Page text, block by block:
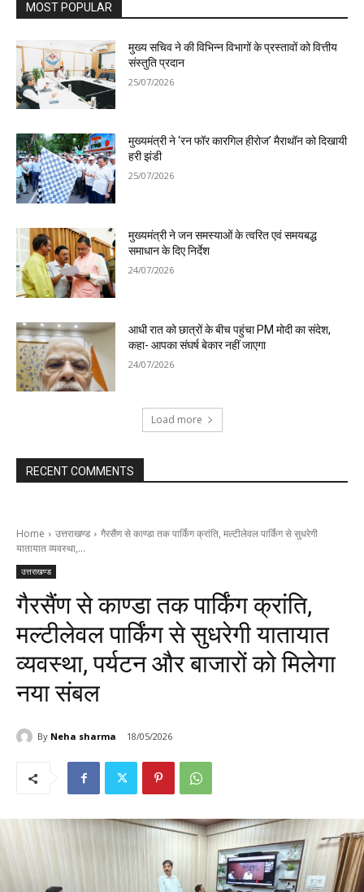
MOST POPULAR
मुख्य सचिव ने की विभिन्न विभागों के प्रस्तावों को वित्तीय
संस्तुति प्रदान
25/07/2026
मुख्यमंत्री ने ‘रन फॉर कारगिल हीरोज’ मैराथॉन को दिखायी
हरी झंडी
25/07/2026
मुख्यमंत्री ने जन समस्याओं के त्वरित एवं समयबद्ध
समाधान के दिए निर्देश
24/07/2026
आधी रात को छात्रों के बीच पहुंचा PM मोदी का संदेश,
कहा- आपका संघर्ष बेकार नहीं जाएगा
24/07/2026
Load more
RECENT COMMENTS